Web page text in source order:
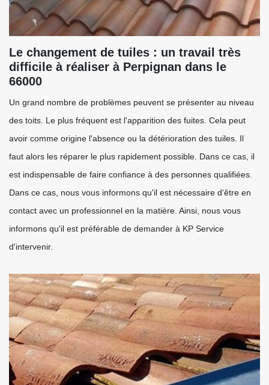
Le changement de tuiles : un travail très
difficile à réaliser à Perpignan dans le
66000
Un grand nombre de problèmes peuvent se présenter au niveau
des toits. Le plus fréquent est l'apparition des fuites. Cela peut
avoir comme origine l'absence ou la détérioration des tuiles. Il
faut alors les réparer le plus rapidement possible. Dans ce cas, il
est indispensable de faire confiance à des personnes qualifiées.
Dans ce cas, nous vous informons qu'il est nécessaire d'être en
contact avec un professionnel en la matière. Ainsi, nous vous
informons qu'il est préférable de demander à KP Service
d'intervenir.